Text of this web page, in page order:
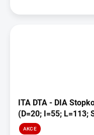
ITA DTA - DIA
(D=20; I=55; L=113;
AKCE